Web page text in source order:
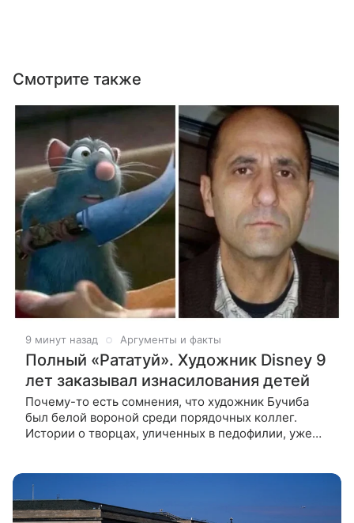
Смотрите также
9 минут назад Аргументы и факты
Полный «Рататуй». Художник Disney 9
лет заказывал изнасилования детей
Почему-то есть сомнения, что художник Бучиба
был белой вороной среди порядочных коллег.
Истории о творцах, уличенных в педофилии, уже